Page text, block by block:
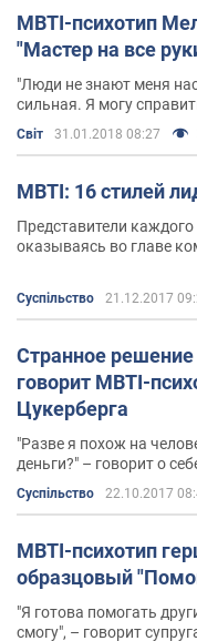
MBTI-психотип
"Мастер на все
"Люди не знают меня
сильная. Я могу
о себе Меланья Трамп
Світ 31.01.2018 08:27
MBTI: 16 стилей
Представители каждого
оказываясь во главе
Суспільство 21.12.2017
Странное
говорит MBTI-
Цукерберга
"Разве я похож на
деньги?" – говорит о
занявший в этом году
самых богатых людей
Суспільство 22.10.2017
MBTI-психотип
образцовый
"Я готова помогать
смогу", – говорит